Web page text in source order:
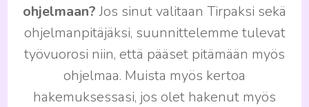
ohjelmaan?Jos sinut valitaan Tirpaksi sekä
ohjelmanpitäjäksi, suunnittelemme tulevat
työvuorosi niin, että pääset pitämään myös
ohjelmaa. Muista myös kertoa
hakemuksessasi, jos olet hakenut myös